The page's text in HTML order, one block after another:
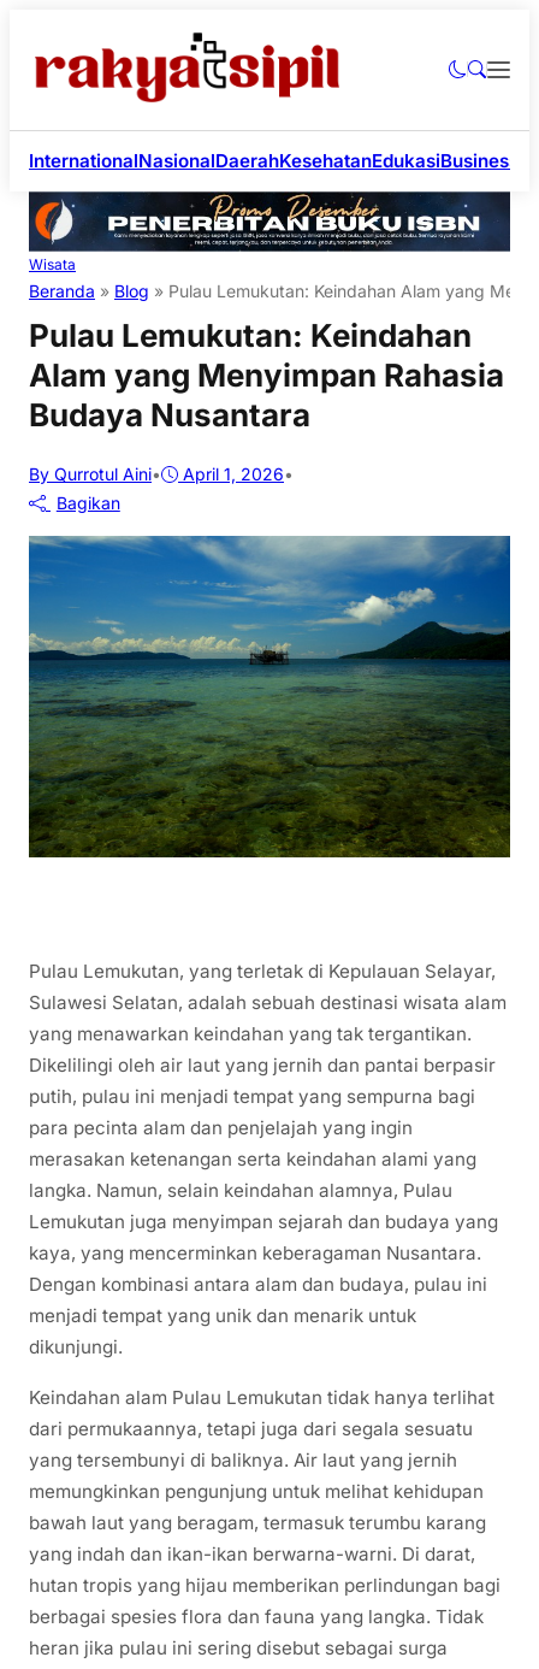
InternationalNasionalDaerahKesehatanEdukasiBusiness
Wisata
Beranda » Blog » Pulau Lemukutan: Keindahan Alam yang
Pulau Lemukutan: Keindahan
Alam yang Menyimpan Rahasia
Budaya Nusantara
By Qurrotul Aini• April 1, 2026•
Bagikan
Pulau Lemukutan, yang terletak di Kepulauan Selayar,
Sulawesi Selatan, adalah sebuah destinasi wisata alam
yang menawarkan keindahan yang tak tergantikan.
Dikelilingi oleh air laut yang jernih dan pantai berpasir
putih, pulau ini menjadi tempat yang sempurna bagi
para pecinta alam dan penjelajah yang ingin
merasakan ketenangan serta keindahan alami yang
langka. Namun, selain keindahan alamnya, Pulau
Lemukutan juga menyimpan sejarah dan budaya yang
kaya, yang mencerminkan keberagaman Nusantara.
Dengan kombinasi antara alam dan budaya, pulau ini
menjadi tempat yang unik dan menarik untuk
dikunjungi.
Keindahan alam Pulau Lemukutan tidak hanya terlihat
dari permukaannya, tetapi juga dari segala sesuatu
yang tersembunyi di baliknya. Air laut yang jernih
memungkinkan pengunjung untuk melihat kehidupan
bawah laut yang beragam, termasuk terumbu karang
yang indah dan ikan-ikan berwarna-warni. Di darat,
hutan tropis yang hijau memberikan perlindungan bagi
berbagai spesies flora dan fauna yang langka. Tidak
heran jika pulau ini sering disebut sebagai surga